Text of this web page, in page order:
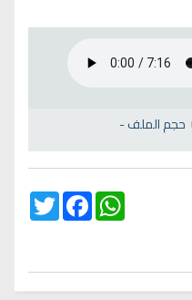
-حجم الملف
Twitter
FacebookWhatsApp